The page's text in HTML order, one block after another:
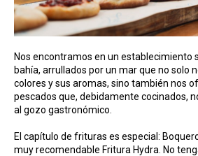
Nos encontramos en un establecimiento
bahía, arrullados por un mar que no solo
colores y sus aromas, sino también nos
pescados que, debidamente cocinados,
al gozo gastronómico.
El capítulo de frituras es especial:
muy recomendable Fritura Hydra. No